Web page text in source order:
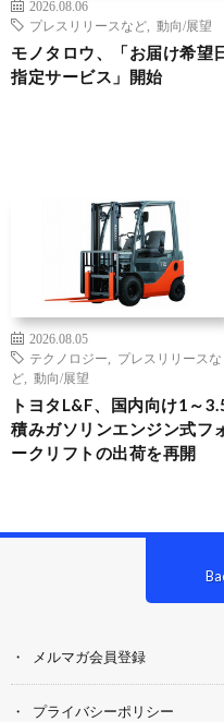
2026.08.06
プレスリリースなど
動向/展望
モノタロウ、「お届け希望
指定サービス」開始
2026.08.05
テクノロジー
プレスリリースな
ど
動向/展望
トヨタL&F、国内向け1～
積みガソリンエンジン式フ
ークリフトの出荷を再開
メルマガ会員登録
プライバシーポリシー